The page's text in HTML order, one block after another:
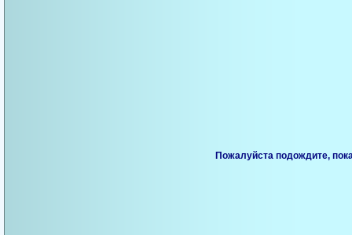
Пожалуйста подождите,